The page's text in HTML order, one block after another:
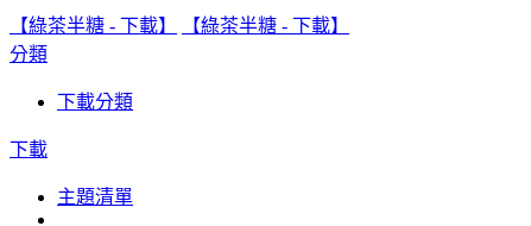
【綠茶半糖 - 下載】
【綠茶半糖 - 下載】
分類
下載分類
下載
主題清單